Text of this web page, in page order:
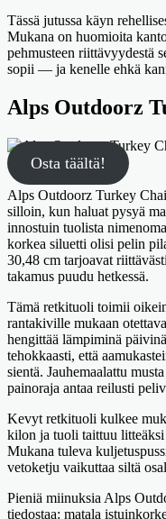
Tässä jutussa käyn
Mukana on huomioita
pehmusteen riittävyydestä
sopii — ja kenelle ehkä
Alps Outdoorz
Osta täältä!
Alps Outdoorz Turkey
silloin, kun haluat pysyä
innostuin tuolista
korkea siluetti olisi pelin
30,48 cm tarjoavat
takamus puudu hetkessä.
Tämä retkituoli toimii
rantakiville mukaan
hengittää lämpiminä
tehokkaasti, että
sientä. Jauhemaalattu
painoraja antaa reilusti
Kevyt retkituoli kulkee
kilon ja tuoli taittuu
Mukana tuleva
vetoketju vaikuttaa siltä
Pieniä miinuksia Alps
tiedostaa: matala